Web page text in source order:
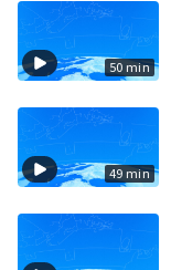
50 min
49 min